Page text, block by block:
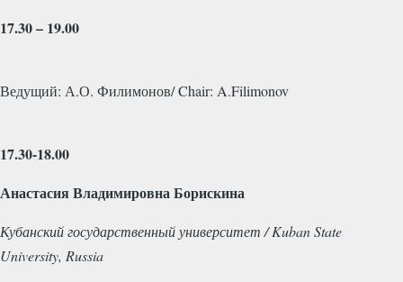
17.30 – 19.00
Ведущий: А.О. Филимонов/ Chair: A.Filimonov
17.30-18.00
Анастасия Владимировна Борискина
Кубанский государственный университет / Kuban State
University, Russia